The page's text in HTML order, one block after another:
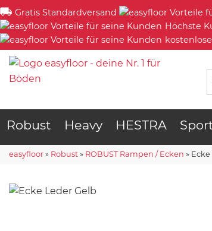
Gratis Standardversand
Höchste
Robust Heavy HESTRA
easyfloor » Robust » ROBUST Rampen / Ecken » Ecke